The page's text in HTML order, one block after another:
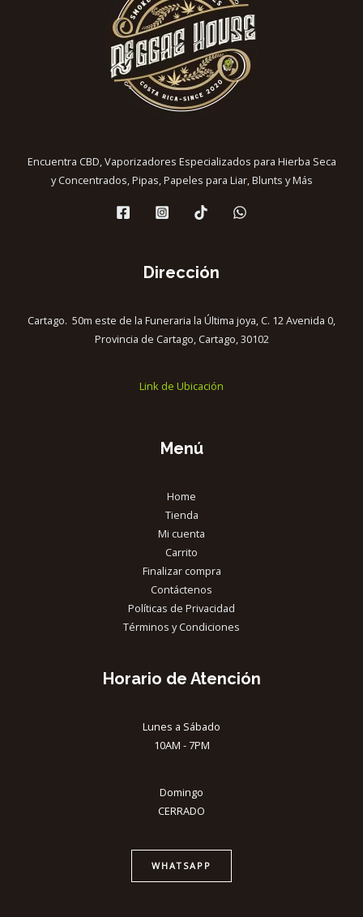
Encuentra CBD, Vaporizadores Especializados para Hierba Seca
y Concentrados, Pipas, Papeles para Liar, Blunts y Más
Dirección
Cartago. 50m este de la Funeraria la Última joya, C. 12 Avenida 0,
Provincia de Cartago, Cartago, 30102
Link de Ubicación
Menú
Home
Tienda
Mi cuenta
Carrito
Finalizar compra
Contáctenos
Políticas de Privacidad
Términos y Condiciones
Horario de Atención
Lunes a Sábado
10AM - 7PM
Domingo
CERRADO
WHATSAPP